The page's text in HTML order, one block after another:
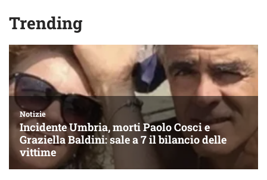
Trending